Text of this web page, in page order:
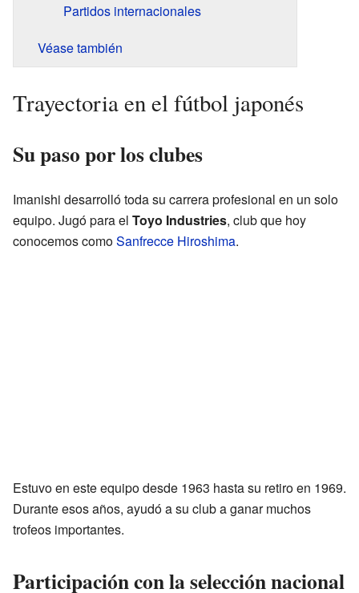
Partidos internacionales
Véase también
Trayectoria en el fútbol japonés
Su paso por los clubes
Imanishi desarrolló toda su carrera profesional en un solo
equipo. Jugó para el Toyo Industries, club que hoy
conocemos comoSanfrecce Hiroshima.
Estuvo en este equipo desde 1963 hasta su retiro en 1969.
Durante esos años, ayudó a su club a ganar muchos
trofeos importantes.
Participación con la selección nacional